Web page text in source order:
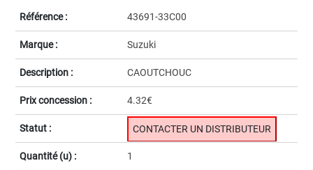
Référence : 43691-33C00
Marque : Suzuki
Description : CAOUTCHOUC
Prix concession : 4.32€
Statut : CONTACTER UN DISTRIBUTEUR
Quantité (u) : 1